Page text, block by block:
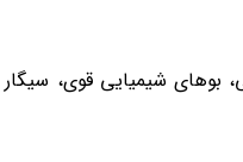
بوهای شیمیایی قوی،